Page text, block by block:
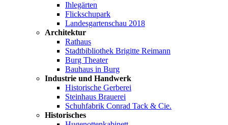
Ihlegärten
Flickschupark
Landesgartenschau 2018
Architektur
Rathaus
Stadtbibliothek Brigitte Reimann
Burg Theater
Bauhaus in Burg
Industrie und Handwerk
Historische Gerberei
Steinhaus Brauerei
Schuhfabrik Conrad Tack & Cie.
Historisches